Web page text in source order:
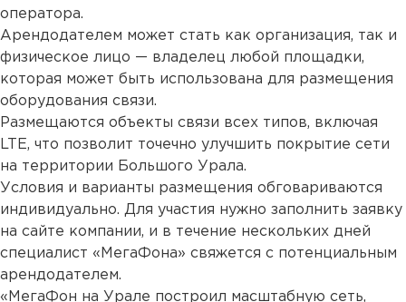
оператора.
Арендодателем может стать как организация, так и
физическое лицо — владелец любой площадки,
которая может быть использована для размещения
оборудования связи.
Размещаются объекты связи всех типов, включая
LTE, что позволит точечно улучшить покрытие сети
на территории Большого Урала.
Условия и варианты размещения обговариваются
индивидуально. Для участия нужно заполнить заявку
на сайте компании, и в течение нескольких дней
специалист «МегаФона» свяжется с потенциальным
арендодателем.
«МегаФон на Урале построил масштабную сеть,